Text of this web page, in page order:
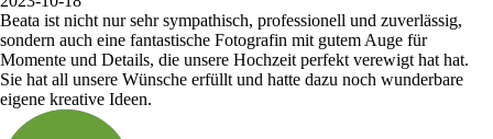
Beata ist nicht nur sehr sympathisch, professionell und zuverlässig,
sondern auch eine fantastische Fotografin mit gutem Auge für
Momente und Details, die unsere Hochzeit perfekt verewigt hat hat.
Sie hat all unsere Wünsche erfüllt und hatte dazu noch wunderbare
eigene kreative Ideen.